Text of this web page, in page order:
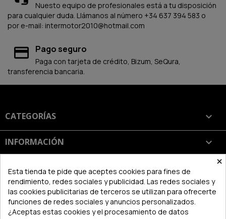
Nuesto equipo de profesionales está a tu disposición
para cualquier duda. Llámanos al número +34 637 394 583 o
por e-mail: intermotor2010@hotmail.com
Pago seguro
Paga con tarjeta de crédito, Bizum, SeQura,
transferencia bancaria.
CATEGORÍAS 
INFORMACIÓN 
SU CUENTA
INFORMACIÓN DE LA TIENDA keyboard_arrow_down
×
Esta tienda te pide que aceptes cookies para fines de
rendimiento, redes sociales y publicidad. Las redes sociales y
las cookies publicitarias de terceros se utilizan para ofrecerte
funciones de redes sociales y anuncios personalizados.
¿Aceptas estas cookies y el procesamiento de datos